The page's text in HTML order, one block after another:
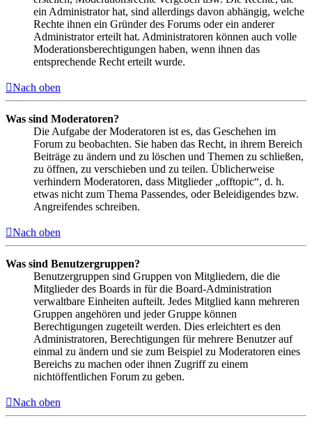
ein Administrator hat, sind allerdings davon abhängig, welche
Rechte ihnen ein Gründer des Forums oder ein anderer
Administrator erteilt hat. Administratoren können auch volle
Moderationsberechtigungen haben, wenn ihnen das
entsprechende Recht erteilt wurde.
Nach oben
Was sind Moderatoren?
Die Aufgabe der Moderatoren ist es, das Geschehen im
Forum zu beobachten. Sie haben das Recht, in ihrem Bereich
Beiträge zu ändern und zu löschen und Themen zu schließen,
zu öffnen, zu verschieben und zu teilen. Üblicherweise
verhindern Moderatoren, dass Mitglieder „offtopic“, d. h.
etwas nicht zum Thema Passendes, oder Beleidigendes bzw.
Angreifendes schreiben.
Nach oben
Was sind Benutzergruppen?
Benutzergruppen sind Gruppen von Mitgliedern, die die
Mitglieder des Boards in für die Board-Administration
verwaltbare Einheiten aufteilt. Jedes Mitglied kann mehreren
Gruppen angehören und jeder Gruppe können
Berechtigungen zugeteilt werden. Dies erleichtert es den
Administratoren, Berechtigungen für mehrere Benutzer auf
einmal zu ändern und sie zum Beispiel zu Moderatoren eines
Bereichs zu machen oder ihnen Zugriff zu einem
nichtöffentlichen Forum zu geben.
Nach oben